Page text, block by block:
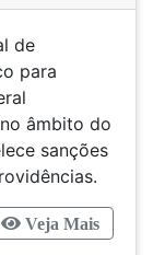
de
para
âmbito do
sanções
Veja Mais